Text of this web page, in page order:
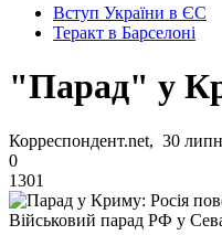
Вступ України в ЄС
Теракт в Барселоні
"Парад" у
Корреспондент.net, 30
0
1301
Військовий парад РФ у